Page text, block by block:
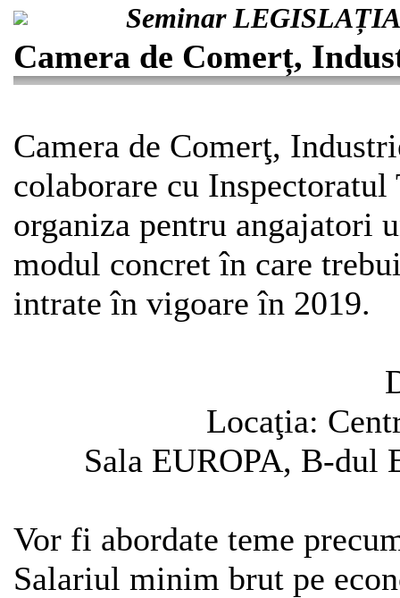
Seminar
Camera de Comerț,
Camera de Comerţ,
colaborare cu
organiza pentru angajatori
modul concret în care
intrate în vigoare în 2019.
Locaţia:
Sala EUROPA, B-dul
Vor fi abordate teme
Salariul minim brut pe